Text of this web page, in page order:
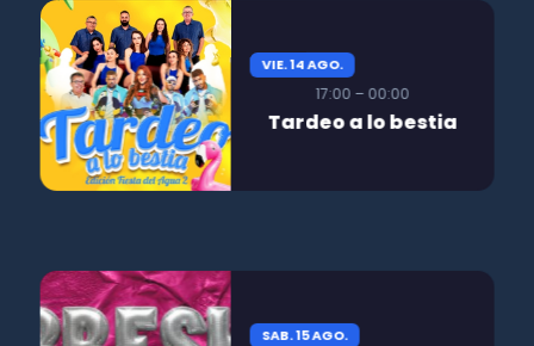
VIE. 14 AGO.
17:00 – 00:00
Tardeo a lo bestia
SAB. 15 AGO.